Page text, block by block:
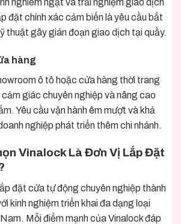
nghiêm ngặt và trải nghiệm giao dịch
đặt chính xác cảm biến là yêu cầu bắt
thuật gây gián đoạn giao dịch tại quầy.
hàng
ô tô hoặc cửa hàng thời trang
giác chuyên nghiệp và nâng cao
Yêu cầu vận hành êm mượt và khả
nghiệp phát triển thêm chi nhánh.
Vinalock Là Đơn Vị Lắp Đặt
đặt cửa tự động chuyên nghiệp thành
kinh nghiệm triển khai đa dạng loại
Mỗi điểm mạnh của Vinalock đáp